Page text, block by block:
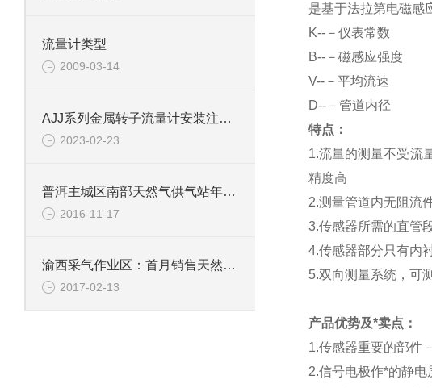
流量计类型
2009-03-14
AJJ系列金属转子流量计安装注意事项
2023-02-23
普洱主城区南部天然气供气站年内有望投入使用
2016-11-17
渝西采气作业区：首月销售天然气破6千万方
2017-02-13
是基于法拉第电磁感
K--－仪表常数
B--－磁感应强度
V--－平均流速
D--－管道内径
特点：
1.流量的测量不受流
精度高
2.测量管道内无阻流
3.传感器所需的直管
4.传感器部分只有内
5.双向测量系统，可
产品优势及*卖点：
1.传感器重要的部件
2.信号电极作*的静电